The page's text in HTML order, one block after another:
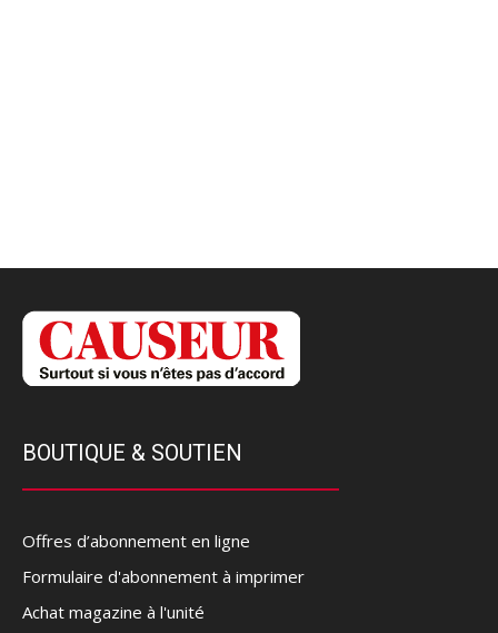
BOUTIQUE & SOUTIEN
Offres d’abonnement en ligne
Formulaire d'abonnement à imprimer
Achat magazine à l'unité